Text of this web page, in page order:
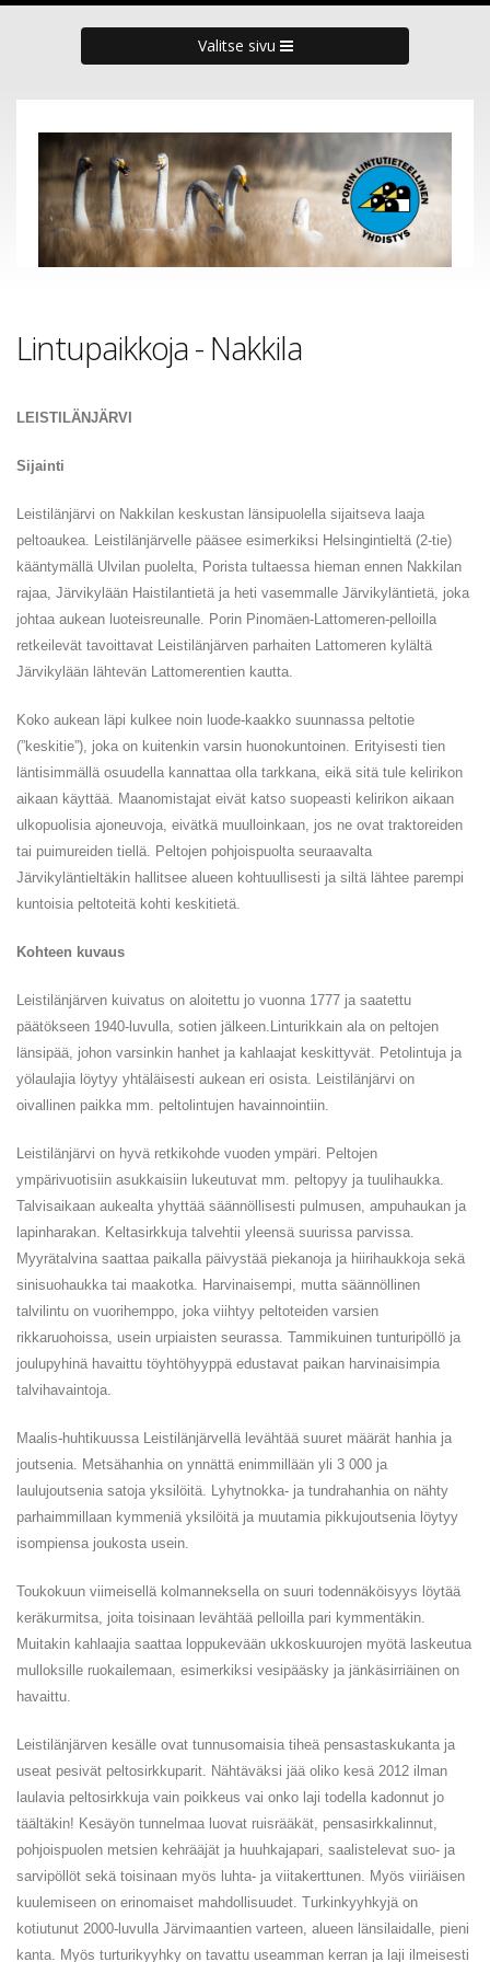
Valitse sivu
Lintupaikkoja - Nakkila
LEISTILÄNJÄRVI
Sijainti
Leistilänjärvi on Nakkilan keskustan länsipuolella sijaitseva laaja
peltoaukea. Leistilänjärvelle pääsee esimerkiksi Helsingintieltä (2-tie)
kääntymällä Ulvilan puolelta, Porista tultaessa hieman ennen Nakkilan
rajaa, Järvikylään Haistilantietä ja heti vasemmalle Järvikyläntietä, joka
johtaa aukean luoteisreunalle. Porin Pinomäen-Lattomeren-pelloilla
retkeilevät tavoittavat Leistilänjärven parhaiten Lattomeren kylältä
Järvikylään lähtevän Lattomerentien kautta.
Koko aukean läpi kulkee noin luode-kaakko suunnassa peltotie
(”keskitie”), joka on kuitenkin varsin huonokuntoinen. Erityisesti tien
läntisimmällä osuudella kannattaa olla tarkkana, eikä sitä tule kelirikon
aikaan käyttää. Maanomistajat eivät katso suopeasti kelirikon aikaan
ulkopuolisia ajoneuvoja, eivätkä muulloinkaan, jos ne ovat traktoreiden
tai puimureiden tiellä. Peltojen pohjoispuolta seuraavalta
Järvikyläntieltäkin hallitsee alueen kohtuullisesti ja siltä lähtee parempi
kuntoisia peltoteitä kohti keskitietä.
Kohteen kuvaus
Leistilänjärven kuivatus on aloitettu jo vuonna 1777 ja saatettu
päätökseen 1940-luvulla, sotien jälkeen.Linturikkain ala on peltojen
länsipää, johon varsinkin hanhet ja kahlaajat keskittyvät. Petolintuja ja
yölaulajia löytyy yhtäläisesti aukean eri osista. Leistilänjärvi on
oivallinen paikka mm. peltolintujen havainnointiin.
Leistilänjärvi on hyvä retkikohde vuoden ympäri. Peltojen
ympärivuotisiin asukkaisiin lukeutuvat mm. peltopyy ja tuulihaukka.
Talvisaikaan aukealta yhyttää säännöllisesti pulmusen, ampuhaukan ja
lapinharakan. Keltasirkkuja talvehtii yleensä suurissa parvissa.
Myyrätalvina saattaa paikalla päivystää piekanoja ja hiirihaukkoja sekä
sinisuohaukka tai maakotka. Harvinaisempi, mutta säännöllinen
talvilintu on vuorihemppo, joka viihtyy peltoteiden varsien
rikkaruohoissa, usein urpiaisten seurassa. Tammikuinen tunturipöllö ja
joulupyhinä havaittu töyhtöhyyppä edustavat paikan harvinaisimpia
talvihavaintoja.
Maalis-huhtikuussa Leistilänjärvellä levähtää suuret määrät hanhia ja
joutsenia. Metsähanhia on ynnättä enimmillään yli 3 000 ja
laulujoutsenia satoja yksilöitä. Lyhytnokka- ja tundrahanhia on nähty
parhaimmillaan kymmeniä yksilöitä ja muutamia pikkujoutsenia löytyy
isompiensa joukosta usein.
Toukokuun viimeisellä kolmanneksella on suuri todennäköisyys löytää
keräkurmitsa, joita toisinaan levähtää pelloilla pari kymmentäkin.
Muitakin kahlaajia saattaa loppukevään ukkoskuurojen myötä laskeutua
mulloksille ruokailemaan, esimerkiksi vesipääsky ja jänkäsirriäinen on
havaittu.
Leistilänjärven kesälle ovat tunnusomaisia tiheä pensastaskukanta ja
useat pesivät peltosirkkuparit. Nähtäväksi jää oliko kesä 2012 ilman
laulavia peltosirkkuja vain poikkeus vai onko laji todella kadonnut jo
täältäkin! Kesäyön tunnelmaa luovat ruisrääkät, pensasirkkalinnut,
pohjoispuolen metsien kehrääjät ja huuhkajapari, saalistelevat suo- ja
sarvipöllöt sekä toisinaan myös luhta- ja viitakerttunen. Myös viiriäisen
kuulemiseen on erinomaiset mahdollisuudet. Turkinkyyhkyjä on
kotiutunut 2000-luvulla Järvimaantien varteen, alueen länsilaidalle, pieni
kanta. Myös turturikyyhky on tavattu useamman kerran ja laji ilmeisesti